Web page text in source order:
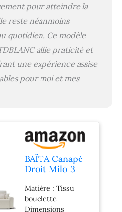
pour atteindre la
reste néanmoins
quotidien. Ce modèle
allie praticité et
une expérience assise
pour moi et mes
BAÏTA Canapé
Droit Milo 3
Bouclette
Blanc
Matière : Tissu
bouclette
Dimensions